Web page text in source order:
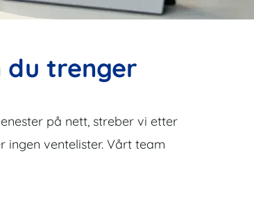
du trenger
på nett, streber vi etter
ventelister. Vårt team